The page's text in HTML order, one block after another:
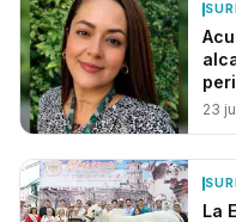
23
La